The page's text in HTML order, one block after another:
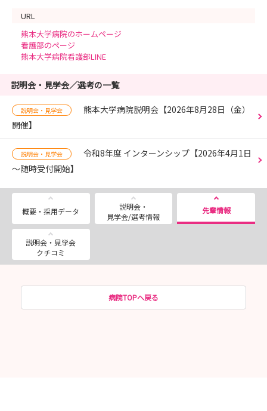
URL
熊本大学病院のホームページ
看護部のページ
熊本大学病院看護部LINE
説明会・見学会／選考の一覧
説明会・見学会
熊本大学病院説明会【2026年8月28日（金）
開催】
説明会・見学会
令和8年度 インターンシップ【2026年4月1日
～随時受付開始】
概要・採用データ
説明会・
見学会/選考情報
先輩情報
説明会・見学会
クチコミ
病院TOPへ戻る